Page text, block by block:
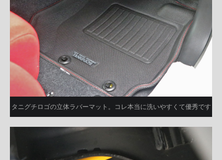
タニグチロゴの立体ラバーマット。コレ本当に洗いやすくて優秀です